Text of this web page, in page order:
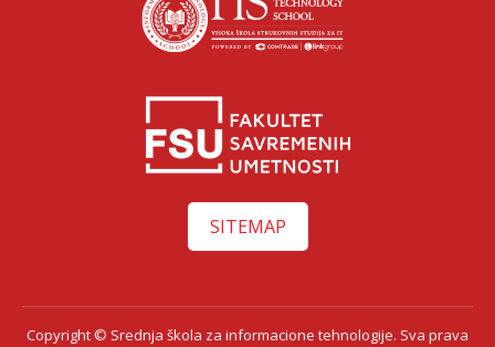
SITEMAP
Copyright © Srednja škola za informacione tehnologije. Sva prava